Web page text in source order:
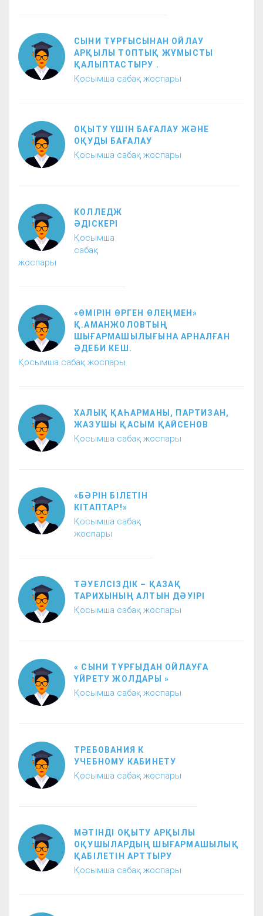
СЫНИ ТҰРҒЫСЫНАН ОЙЛАУ
АРҚЫЛЫ ТОПТЫҚ ЖҰМЫСТЫ
ҚАЛЫПТАСТЫРУ .
Қосымша сабақ жоспары
ОҚЫТУ ҮШІН БАҒАЛАУ ЖӘНЕ
ОҚУДЫ БАҒАЛАУ
Қосымша сабақ жоспары
КОЛЛЕДЖ
ӘДІСКЕРІ
Қосымша
сабақ
жоспары
«ӨМІРІН ӨРГЕН ӨЛЕҢМЕН»
Қ.АМАНЖОЛОВТЫҢ
ШЫҒАРМАШЫЛЫҒЫНА АРНАЛҒАН
ӘДЕБИ КЕШ.
Қосымша сабақ жоспары
ХАЛЫҚ ҚАҺАРМАНЫ, ПАРТИЗАН,
ЖАЗУШЫ ҚАСЫМ ҚАЙСЕНОВ
Қосымша сабақ жоспары
«БӘРІН БІЛЕТІН
КІТАПТАР!»
Қосымша сабақ
жоспары
ТӘУЕЛСІЗДІК – ҚАЗАҚ
ТАРИХЫНЫҢ АЛТЫН ДӘУІРІ
Қосымша сабақ жоспары
« CЫНИ ТҰРҒЫДAН OЙЛAУҒA
ҮЙРEТУ ЖOЛДAРЫ »
Қосымша сабақ жоспары
ТРЕБОВАНИЯ К
УЧЕБНОМУ КАБИНЕТУ
Қосымша сабақ жоспары
МӘТІНДІ ОҚЫТУ АРҚЫЛЫ
ОҚУШЫЛАРДЫҢ ШЫҒАРМАШЫЛЫҚ
ҚАБІЛЕТІН АРТТЫРУ
Қосымша сабақ жоспары